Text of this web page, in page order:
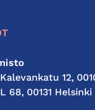
12,
68, 00131 Helsinki